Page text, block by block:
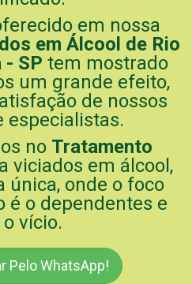
em nossa
em Álcool de Rio
- SP tem mostrado
um grande efeito,
de nossos
especialistas.
no Tratamento
viciados em álcool,
única, onde o foco
é o dependentes e
o vício.
Pelo WhatsApp!